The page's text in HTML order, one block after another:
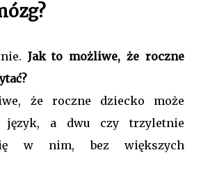
Jak to możliwe, że roczne
że roczne dziecko może
język, a dwu czy trzyletnie
w nim, bez większych